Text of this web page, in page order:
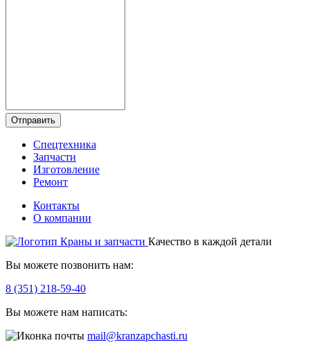
Отправить
Спецтехника
Запчасти
Изготовление
Ремонт
Контакты
О компании
Качество в каждой детали
Вы можете позвонить нам:
8 (351) 218-59-40
Вы можете нам написать:
mail@kranzapchasti.ru